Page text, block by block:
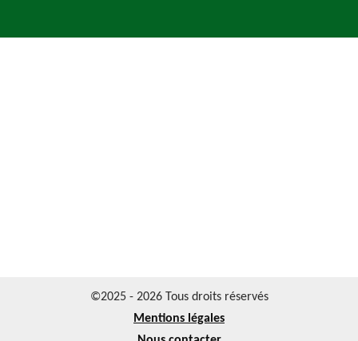
©2025 - 2026 Tous droits réservés
Mentions légales